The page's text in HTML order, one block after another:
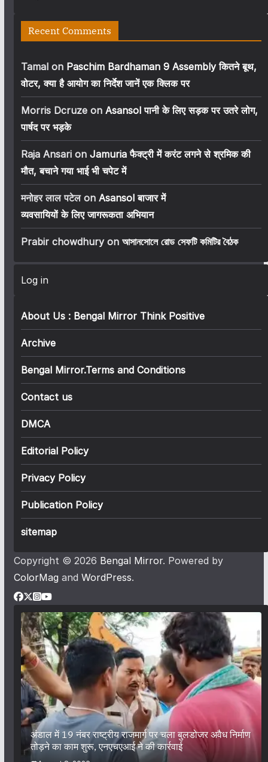
Recent Comments
Tamalon Paschim Bardhaman 9 Assembly कितने बूथ,
वोटर, क्या है आयोग का निर्देश जानें एक क्लिक पर
Morris Dcruzeon Asansol पानी के लिए सड़क पर उतरे लोग,
पार्षद पर भड़के
Raja Ansarion Jamuria फैक्ट्री में करंट लगने से श्रमिक की
मौत, बचाने गया भाई भी चपेट में
मनोहर लाल पटेलon Asansol बाजार में
व्यवसायियों के लिए जागरूकता अभियान
Prabir chowdhuryon আসানসোলে রোড সেফটি কমিটির বৈঠক
Log in
About Us : Bengal Mirror Think Positive
Archive
Bengal Mirror.Terms and Conditions
Contact us
DMCA
Editorial Policy
Privacy Policy
Publication Policy
sitemap
Copyright © 2026 Bengal Mirror. Powered by
ColorMag and WordPress.
अंडाल में 19 नंबर राष्ट्रीय राजमार्ग पर चला बुलडोजर अवैध निर्माण
तोड़ने का काम शुरू, एनएचएआई ने की कार्रवाई